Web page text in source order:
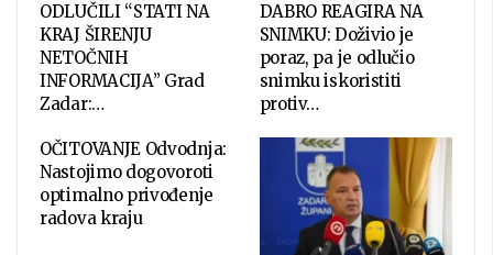
ODLUČILI “STATI NA
KRAJ ŠIRENJU
NETOČNIH
INFORMACIJA” Grad
Zadar:…
DABRO REAGIRA NA
SNIMKU: Doživio je
poraz, pa je odlučio
snimku iskoristiti
protiv…
OČITOVANJE Odvodnja:
Nastojimo dogovoroti
optimalno privođenje
radova kraju